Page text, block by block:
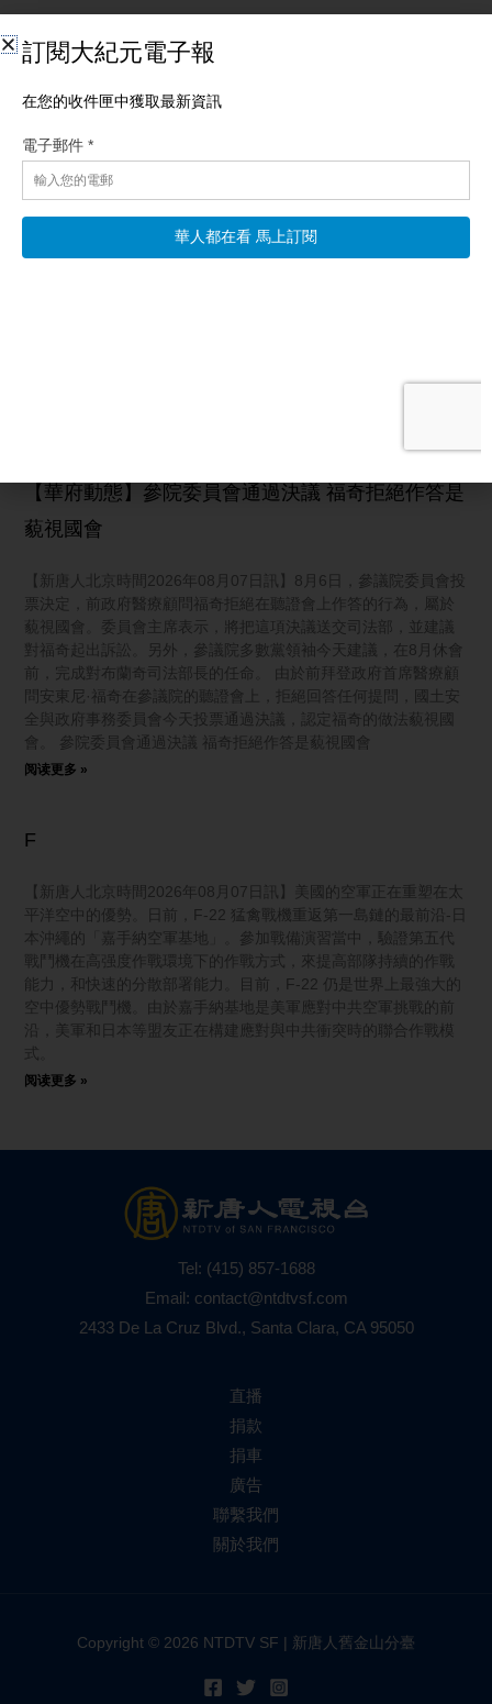
相關文章
陝西暴雨引發泥石流和山體滑坡 近萬人受災
【華府動態】參院委員會通過決議 福奇拒絕作答是
藐視國會
【新唐人北京時間2026年08月07日訊】8月6日，參議院委員會投
票決定，前政府醫療顧問福奇拒絕在聽證會上作答的行為，屬於
藐視國會。委員會主席表示，將把這項決議送交司法部，並建議
對福奇起出訴訟。另外，參議院多數黨領袖今天建議，在8月休會
前，完成對布蘭奇司法部長的任命。 由於前拜登政府首席醫療顧
問安東尼·福奇在參議院的聽證會上，拒絕回答任何提問，國土安
全與政府事務委員會今天投票通過決議，認定福奇的做法藐視國
會。 參院委員會通過決議 福奇拒絕作答是藐視國會
阅读更多 »
F
【新唐人北京時間2026年08月07日訊】美國的空軍正在重塑在太
平洋空中的優勢。日前，F-22 猛禽戰機重返第一島鏈的最前沿-日
本沖繩的「嘉手納空軍基地」。參加戰備演習當中，驗證第五代
戰鬥機在高强度作戰環境下的作戰方式，來提高部隊持續的作戰
能力，和快速的分散部署能力。目前，F-22 仍是世界上最強大的
空中優勢戰鬥機。由於嘉手納基地是美軍應對中共空軍挑戰的前
沿，美軍和日本等盟友正在構建應對與中共衝突時的聯合作戰模
式。
阅读更多 »
Tel: (415) 857-1688
Email: contact@ntdtvsf.com
2433 De La Cruz Blvd., Santa Clara, CA 95050
直播
捐款
捐車
廣告
聯繫我們
關於我們
Copyright © 2026 NTDTV SF | 新唐人舊金山分臺